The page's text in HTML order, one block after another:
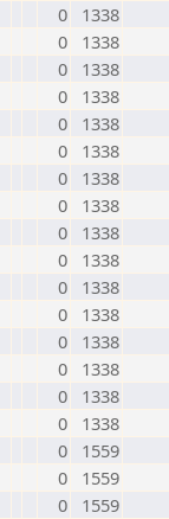
0
1338
0
1338
0
1338
0
1338
0
1338
0
1338
0
1338
0
1338
0
1338
0
1338
0
1338
0
1338
0
1338
0
1338
0
1338
0
1338
0
1559
0
1559
0
1559